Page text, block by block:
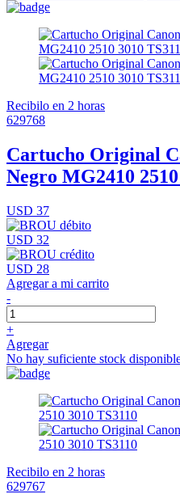
Recibilo en 2 horas
629768
Cartucho Original
Negro MG2410
USD 37
USD 32
USD 28
Agregar a mi carrito
-
+
Agregar
No hay suficiente stock
Recibilo en 2 horas
629767